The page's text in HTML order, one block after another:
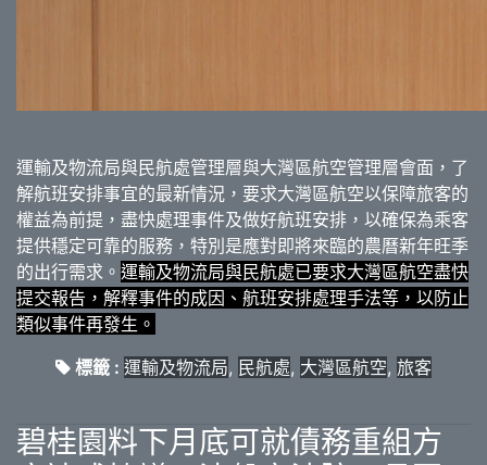
運輸及物流局與民航處管理層與大灣區航空管理層會面，了
解航班安排事宜的最新情況，要求大灣區航空以保障旅客的
權益為前提，盡快處理事件及做好航班安排，以確保為乘客
提供穩定可靠的服務，特別是應對即將來臨的農曆新年旺季
的出行需求。 運輸及物流局與民航處已要求大灣區航空盡快
提交報告，解釋事件的成因、航班安排處理手法等，以防止
類似事件再發生。
標籤 : 運輸及物流局, 民航處, 大灣區航空, 旅客
碧桂園料下月底可就債務重組方